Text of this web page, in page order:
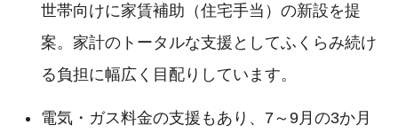
世帯向けに家賃補助（住宅手当）の新設を提
案。家計のトータルな支援としてふくらみ続け
る負担に幅広く目配りしています。
電気・ガス料金の支援もあり、7～9月の3か月